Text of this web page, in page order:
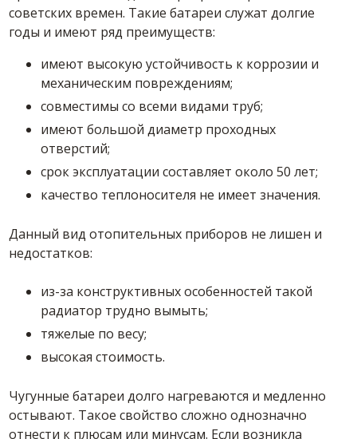
советских времен. Такие батареи служат долгие
годы и имеют ряд преимуществ:
имеют высокую устойчивость к коррозии и
механическим повреждениям;
совместимы со всеми видами труб;
имеют большой диаметр проходных
отверстий;
срок эксплуатации составляет около 50 лет;
качество теплоносителя не имеет значения.
Данный вид отопительных приборов не лишен и
недостатков:
из-за конструктивных особенностей такой
радиатор трудно вымыть;
тяжелые по весу;
высокая стоимость.
Чугунные батареи долго нагреваются и медленно
остывают. Такое свойство сложно однозначно
отнести к плюсам или минусам. Если возникла